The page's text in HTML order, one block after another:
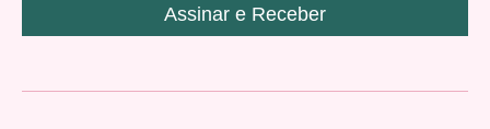
Assinar e Receber